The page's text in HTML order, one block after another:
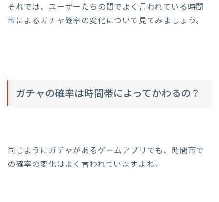
それでは、ユーザーたちの間でよく言われている時間
帯によるガチャ確率の変化について見てみましょう。
ガチャの確率は時間帯によってかわるの？
同じようにガチャがあるゲームアプリでも、時間帯で
の確率の変化はよく言われていますよね。